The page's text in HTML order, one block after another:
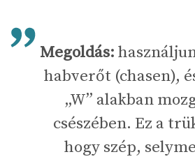
Megoldás:
habverőt (chasen),
„W” alakban
csészében. Ez a
hogy szép,